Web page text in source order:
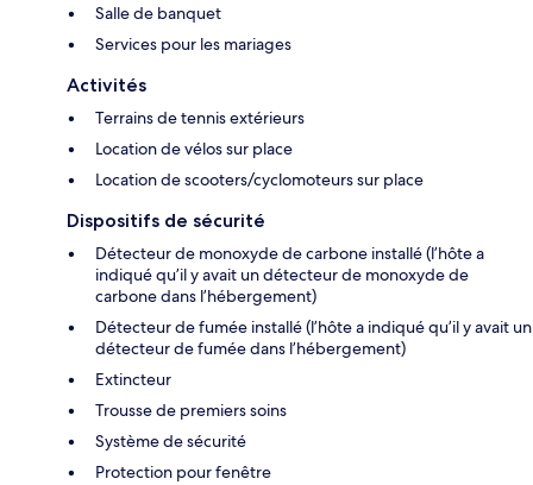
Salle de banquet
Services pour les mariages
Activités
Terrains de tennis extérieurs
Location de vélos sur place
Location de scooters/cyclomoteurs sur place
Dispositifs de sécurité
Détecteur de monoxyde de carbone installé (l’hôte a
indiqué qu’il y avait un détecteur de monoxyde de
carbone dans l’hébergement)
Détecteur de fumée installé (l’hôte a indiqué qu’il y avait un
détecteur de fumée dans l’hébergement)
Extincteur
Trousse de premiers soins
Système de sécurité
Protection pour fenêtre